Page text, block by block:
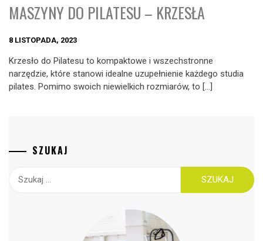
MASZYNY DO PILATESU – KRZESŁA
8 LISTOPADA, 2023
Krzesło do Pilatesu to kompaktowe i wszechstronne
narzędzie, które stanowi idealne uzupełnienie każdego studia
pilates. Pomimo swoich niewielkich rozmiarów, to […]
SZUKAJ